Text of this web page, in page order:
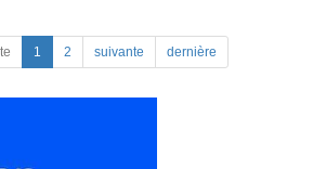
1 2 suivante dernière